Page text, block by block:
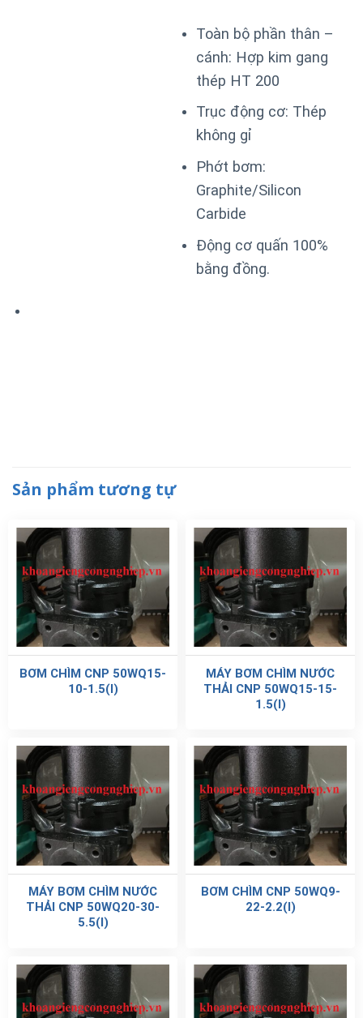
Toàn bộ phần thân –
cánh: Hợp kim gang
thép HT 200
Trục động cơ: Thép
không gỉ
Phớt bơm:
Graphite/Silicon
Carbide
Động cơ quấn 100%
bằng đồng.
Sản phẩm tương tự
BƠM CHÌM CNP 50WQ15-
10-1.5(I)
MÁY BƠM CHÌM NƯỚC
THẢI CNP 50WQ15-15-
1.5(I)
MÁY BƠM CHÌM NƯỚC
THẢI CNP 50WQ20-30-
5.5(I)
BƠM CHÌM CNP 50WQ9-
22-2.2(I)